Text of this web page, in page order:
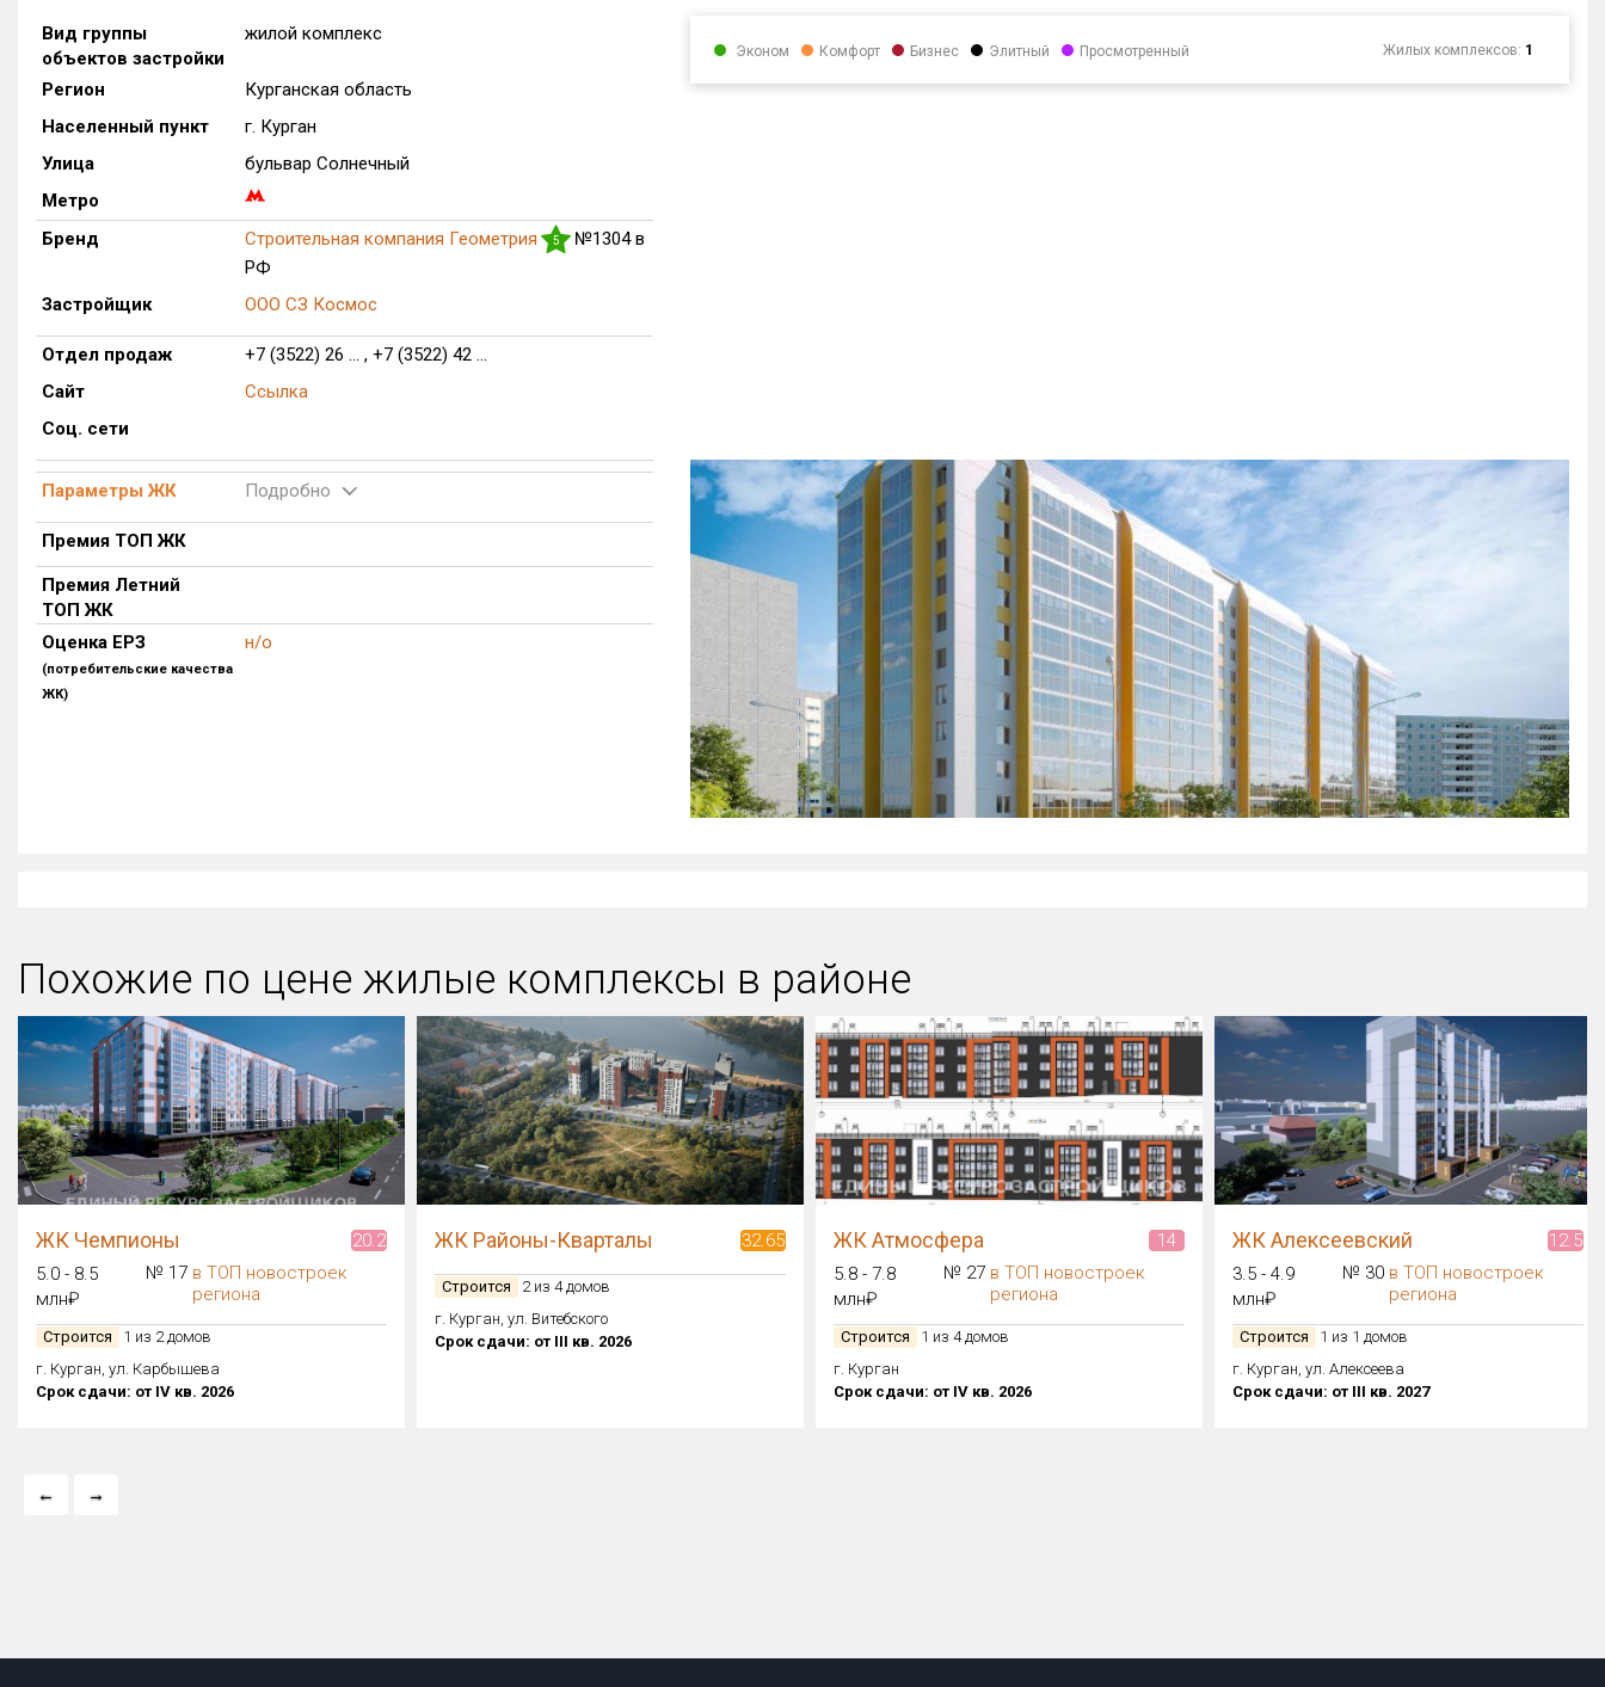
Вид группы
объектов застройки
жилой комплекс
Регион
Курганская область
Населенный пункт
г. Курган
Улица
бульвар Солнечный
Метро
Бренд
Строительная компания Геометрия 5
№1304 в
РФ
Застройщик
ООО СЗ Космос
Отдел продаж
+7 (3522) 26 ... , +7 (3522) 42 ...
Сайт
Ссылка
Соц. сети
Параметры ЖК Подробно
Премия ТОП ЖК
Премия Летний
ТОП ЖК
Оценка ЕРЗ
(потребительские качества
ЖК)
н/о
Эконом Комфорт Бизнес Элитный Просмотренный Жилых комплексов: 1
Похожие по цене жилые комплексы в районе
ЖК Чемпионы
20.2
5.0 - 8.5
млн₽
№ 17 в ТОП новостроек
региона
Строится
1 из 2 домов
г. Курган, ул. Карбышева
Срок сдачи: от IV кв. 2026
ЖК Районы-Кварталы 32.65
Строится
2 из 4 домов
г. Курган, ул. Витебского
Срок сдачи: от III кв. 2026
ЖК Атмосфера
14
5.8 - 7.8
млн₽
№ 27 в ТОП новостроек
региона
Строится
1 из 4 домов
г. Курган
Срок сдачи: от IV кв. 2026
ЖК Алексеевский
12.5
3.5 - 4.9
млн₽
№ 30 в ТОП новостроек
региона
Строится
1 из 1 домов
г. Курган, ул. Алексеева
Срок сдачи: от III кв. 2027